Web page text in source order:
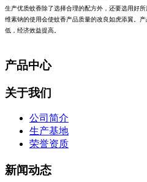
生产优质蚊香除了选择合理的配方外，还要选用好
维素钠的使用会使蚊香产品质量的改良如虎添翼。
低，经济效益提高。
产品中心
关于我们
公司简介
生产基地
荣誉资质
新闻动态